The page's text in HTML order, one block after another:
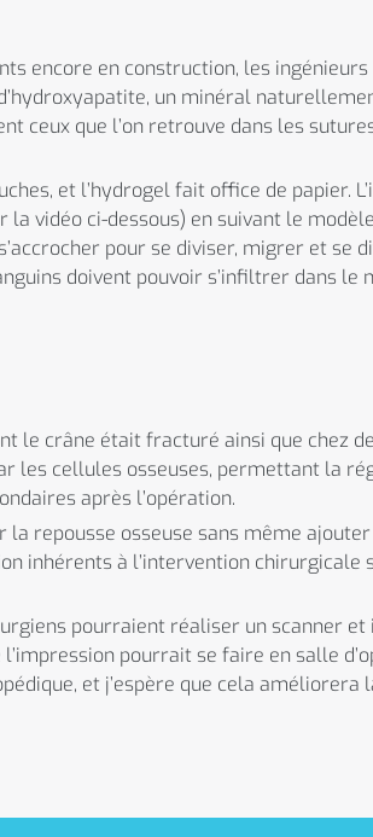
encore en construction, les ingénieurs
un minéral
que l’on retrouve dans les
et l’hydrogel fait office de papier.
vidéo ci-dessous) en suivant le
pour se diviser, migrer et se
doivent pouvoir s’infiltrer dans le
le crâne était fracturé ainsi que chez
les cellules osseuses, permettant la
après l’opération.
repousse osseuse sans même
inhérents à l’intervention chirurgicale
pourraient réaliser un scanner
pourrait se faire en salle
et j’espère que cela améliorera